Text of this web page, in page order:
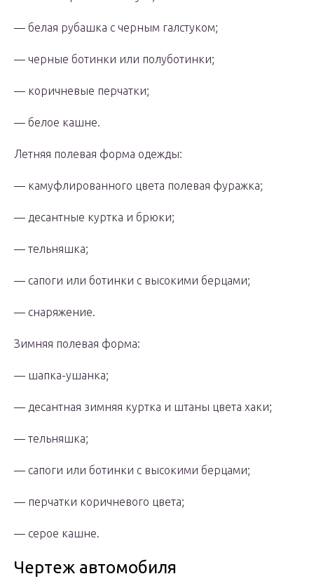
— белая рубашка с черным галстуком;
— черные ботинки или полуботинки;
— коричневые перчатки;
— белое кашне.
Летняя полевая форма одежды:
— камуфлированного цвета полевая фуражка;
— десантные куртка и брюки;
— тельняшка;
— сапоги или ботинки с высокими берцами;
— снаряжение.
Зимняя полевая форма:
— шапка-ушанка;
— десантная зимняя куртка и штаны цвета хаки;
— тельняшка;
— сапоги или ботинки с высокими берцами;
— перчатки коричневого цвета;
— серое кашне.
Чертеж автомобиля